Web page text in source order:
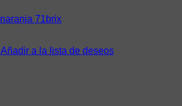
Añadir a la lista de deseos